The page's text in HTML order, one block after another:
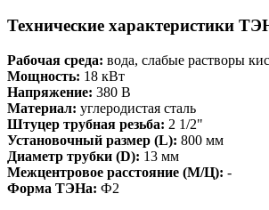
Технические характеристики
Рабочая среда: вода, слабые растворы
Мощность: 18 кВт
Напряжение: 380 В
Материал: углеродистая сталь
Штуцер трубная резьба: 2 1/2"
Установочный размер (L): 800 мм
Диаметр трубки (D): 13 мм
Межцентровое расстояние (М/Ц): -
Форма ТЭНа: Ф2